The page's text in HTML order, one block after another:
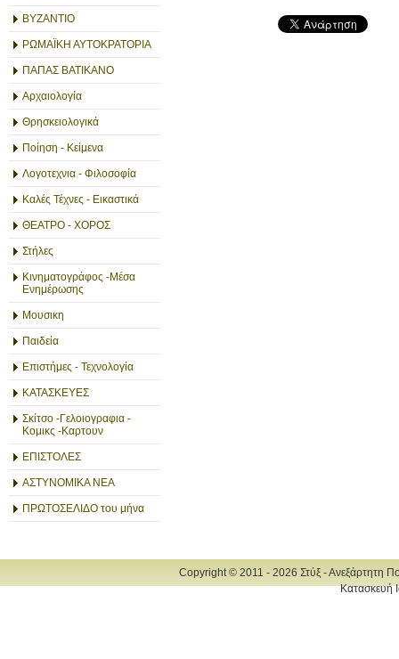
ΒΥΖΑΝΤΙΟ
ΡΩΜΑΪΚΗ ΑΥΤΟΚΡΑΤΟΡΙΑ
ΠΑΠΑΣ ΒΑΤΙΚΑΝΟ
Αρχαιολογία
Θρησκειολογικά
Ποίηση - Κείμενα
Λογοτεχνια - Φιλοσοφία
Καλές Τέχνες - Εικαστικά
ΘΕΑΤΡΟ - ΧΟΡΟΣ
Στήλες
Κινηματογράφος -Μέσα
Ενημέρωσης
Μουσικη
Παιδεία
Επιστήμες - Τεχνολογία
ΚΑΤΑΣΚΕΥΕΣ
Σκίτσο -Γελοιογραφια -
Κομικς -Καρτουν
ΕΠΙΣΤΟΛΕΣ
ΑΣΤΥΝΟΜΙΚΑ ΝΕΑ
ΠΡΩΤΟΣΕΛΙΔΟ του μήνα
Copyright © 2011 - 2026 Στύξ - Ανεξάρτητη
Κατασκευή